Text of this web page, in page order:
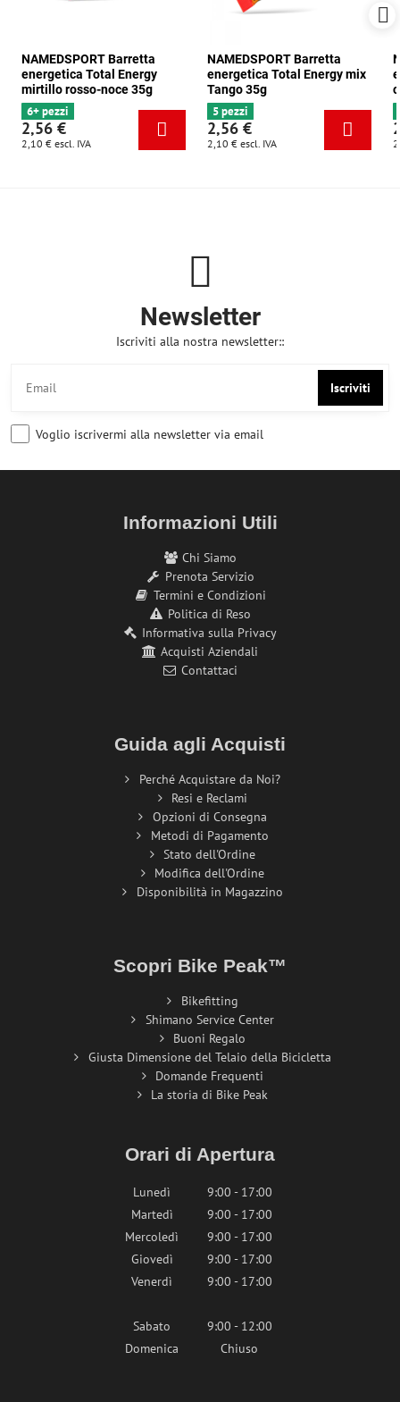
NAMEDSPORT Barretta
energetica Total Energy
mirtillo rosso-noce 35g
6+ pezzi
2,56 €
2,10 € escl. IVA
NAMEDSPORT Barretta
energetica Total Energy mix
Tango 35g
5 pezzi
2,56 €
2,10 € escl. IVA
Newsletter
Iscriviti alla nostra newsletter::
Iscriviti
Voglio iscrivermi alla newsletter via email
Informazioni Utili
Chi Siamo
Prenota Servizio
Termini e Condizioni
Politica di Reso
Informativa sulla Privacy
Acquisti Aziendali
Contattaci
Guida agli Acquisti
Perché Acquistare da Noi?
Resi e Reclami
Opzioni di Consegna
Metodi di Pagamento
Stato dell'Ordine
Modifica dell'Ordine
Disponibilità in Magazzino
Scopri Bike Peak™
Bikefitting
Shimano Service Center
Buoni Regalo
Giusta Dimensione del Telaio della Bicicletta
Domande Frequenti
La storia di Bike Peak
Orari di Apertura
Lunedì
9:00 - 17:00
Martedì
9:00 - 17:00
Mercoledì
9:00 - 17:00
Giovedì
9:00 - 17:00
Venerdì
9:00 - 17:00
Sabato
9:00 - 12:00
Domenica
Chiuso